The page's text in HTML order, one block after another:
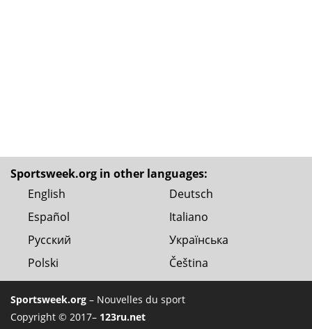
Sportsweek.org in other languages:
English
Deutsch
Español
Italiano
Русский
Українська
Polski
Čeština
Sportsweek.org – Nouvelles du sport
Copyright © 2017– 123ru.net